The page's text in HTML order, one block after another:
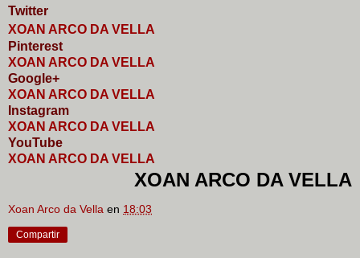
Twitter
XOAN ARCO DA VELLA
Pinterest
XOAN ARCO DA VELLA
Google+
XOAN ARCO DA VELLA
nstagram
XOAN ARCO DA VELLA
YouTube
XOAN ARCO DA VELLA
XOAN ARCO DA VELLA
Xoan Arco da Vella en 18:03
Compartir